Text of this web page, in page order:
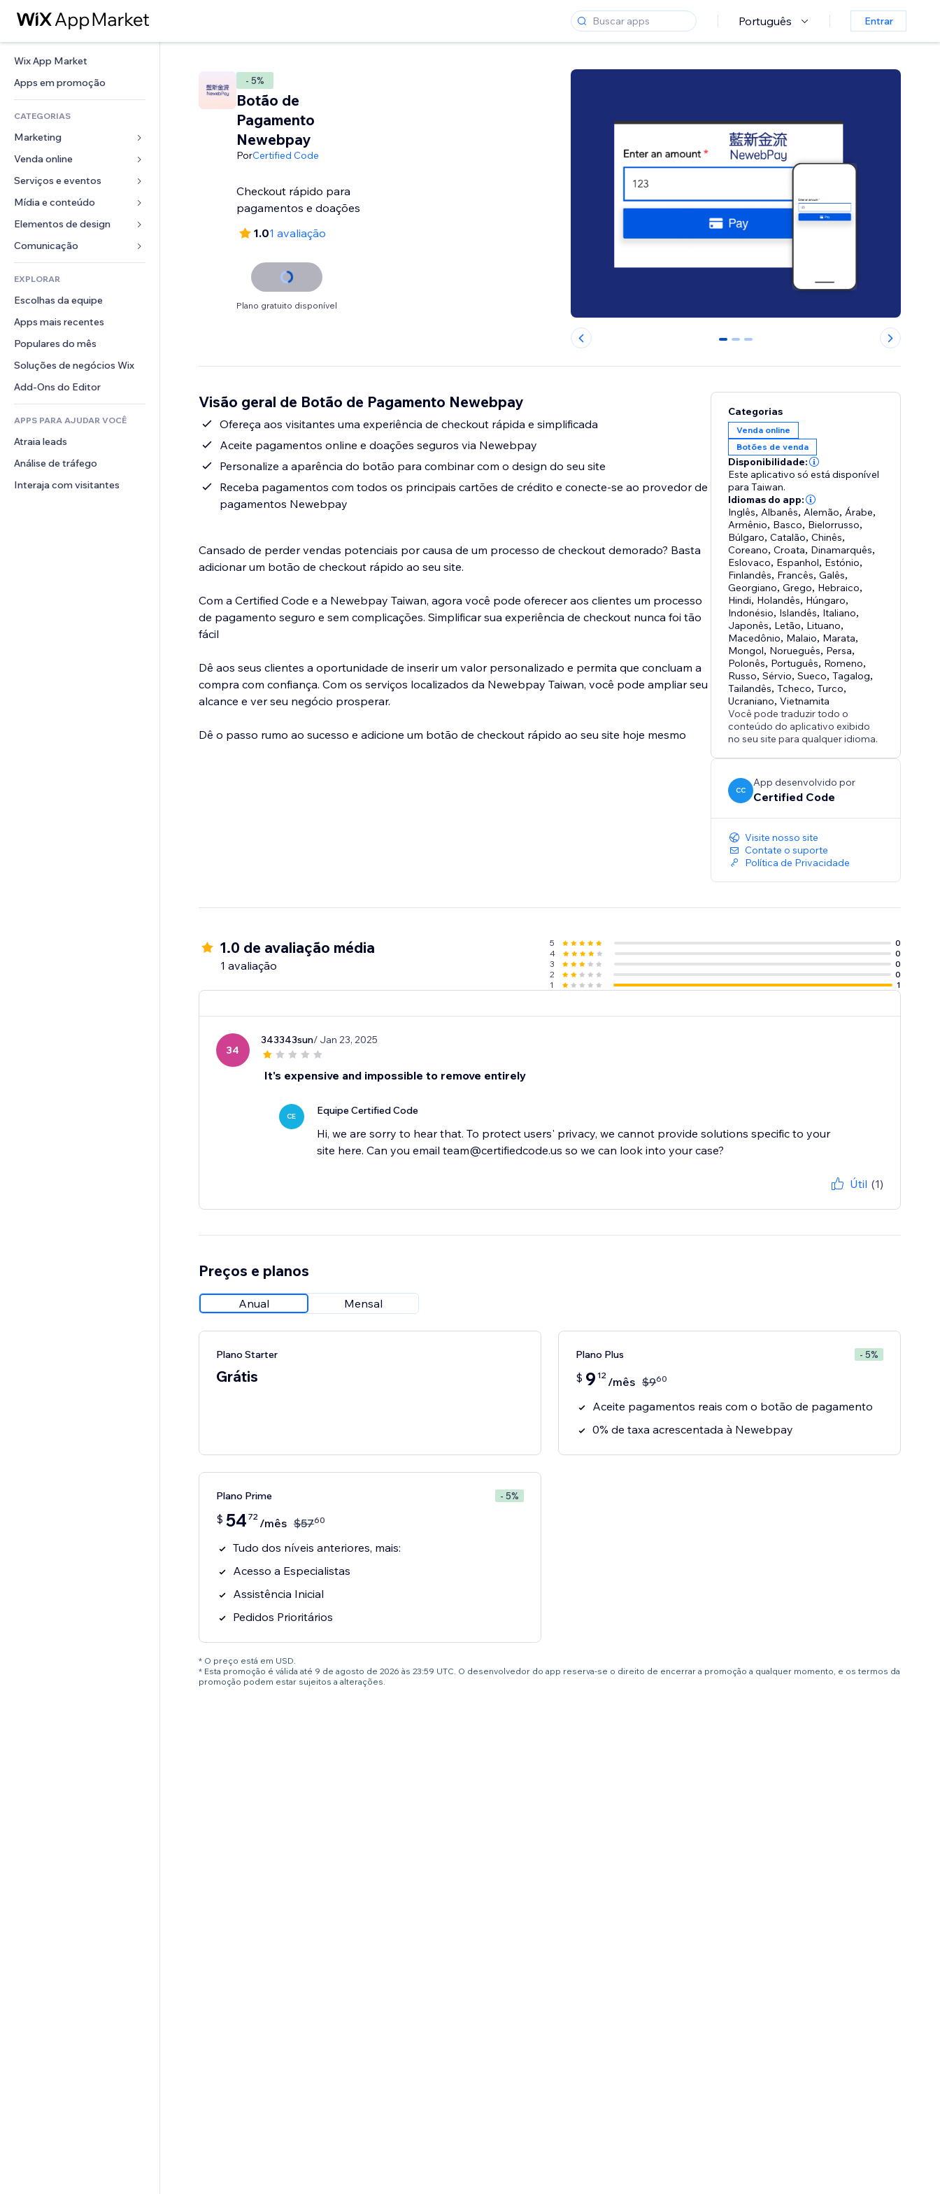
Português Entrar
Wix App Market
Apps em promoção
CATEGORIAS
Marketing
Anúncios
Mobile
Análises
Listas do site
Email
Venda online
Apps para lojas
Frete e entrega
Botões de venda
Contabilidade
Cupons e fidelidade
Soluções de armazenamento
Serviços e eventos
Hotéis
Eventos
Restaurantes
Imobiliária
Meus agendamentos
Mídia e conteúdo
Galeria
Músicas
Podcasts
Fotografia
Vídeo
PDF
Compartilhamento de arquivos
Notícias
Elementos de design
Mapas e navegação
Privacidade e segurança
Relógio
Templates de página
Efeitos de imagem
Botões e menus
Banners e selos
Calculadoras
Busca
Previsão do tempo
Tabelas e gráficos
Formulários
Enquetes
Chat
Comentários
Telefone
Comunidade
Avaliações e depoimentos
CRM
EXPLORAR
Escolhas da equipe
Apps mais recentes
Populares do mês
Soluções de negócios Wix
Add-Ons do Editor
APPS PARA AJUDAR VOCÊ
Atraia leads
Análise de tráfego
Interaja com visitantes
- 5%
Botão de
Pagamento
Newebpay
PorCertified Code
Checkout rápido para
pagamentos e doações
1.01 avaliação
Plano gratuito disponível
0 1 2
Visão geral de Botão de Pagamento Newebpay
Ofereça aos visitantes uma experiência de checkout rápida e simplificada
Aceite pagamentos online e doações seguros via Newebpay
Personalize a aparência do botão para combinar com o design do seu site
Receba pagamentos com todos os principais cartões de crédito e conecte-se ao provedor de
pagamentos Newebpay
Cansado de perder vendas potenciais por causa de um processo de checkout demorado? Basta
adicionar um botão de checkout rápido ao seu site.
Com a Certified Code e a Newebpay Taiwan, agora você pode oferecer aos clientes um processo
de pagamento seguro e sem complicações. Simplificar sua experiência de checkout nunca foi tão
fácil
Dê aos seus clientes a oportunidade de inserir um valor personalizado e permita que concluam a
compra com confiança. Com os serviços localizados da Newebpay Taiwan, você pode ampliar seu
alcance e ver seu negócio prosperar.
Dê o passo rumo ao sucesso e adicione um botão de checkout rápido ao seu site hoje mesmo
Categorias
Venda online
Botões de venda
Disponibilidade:
Este aplicativo só está disponível
para Taiwan.
Idiomas do app:
Inglês, Albanês, Alemão, Árabe,
Armênio, Basco, Bielorrusso,
Búlgaro,Catalão,Chinês,
Coreano,Croata, Dinamarquês,
Eslovaco, Espanhol, Estónio,
Finlandês, Francês,Galês,
Georgiano,Grego, Hebraico,
Hindi, Holandês, Húngaro,
Indonésio, Islandês, Italiano,
Japonês, Letão, Lituano,
Macedônio, Malaio, Marata,
Mongol, Norueguês, Persa,
Polonês, Português, Romeno,
Russo,Sérvio,Sueco,Tagalog,
Tailandês,Tcheco,Turco,
Ucraniano,Vietnamita
Você pode traduzir todo o
conteúdo do aplicativo exibido
no seu site para qualquer idioma.
CC
App desenvolvido por
Certified Code
Visite nosso site
Contate o suporte
Política de Privacidade
1.0 de avaliação média
1 avaliação
5
0
4
0
3
0
2
0
1
1
34
343343sun/ Jan 23, 2025
It's expensive and impossible to remove entirely
CE Equipe Certified Code
Hi, we are sorry to hear that. To protect users' privacy, we cannot provide solutions specific to your
site here. Can you email team@certifiedcode.us so we can look into your case?
Útil (1)
Preços e planos
Anual Mensal
Plano Starter
Grátis
Plano Plus - 5%
$ 9 12 /mês $960
Aceite pagamentos reais com o botão de pagamento
0% de taxa acrescentada à Newebpay
Plano Prime - 5%
$ 54 72 /mês $5760
Tudo dos níveis anteriores, mais:
Acesso a Especialistas
Assistência Inicial
Pedidos Prioritários
* O preço está em USD.
* Esta promoção é válida até 9 de agosto de 2026 às 23:59 UTC. O desenvolvedor do app reserva-se o direito de encerrar a promoção a qualquer momento, e os termos da
promoção podem estar sujeitos a alterações.